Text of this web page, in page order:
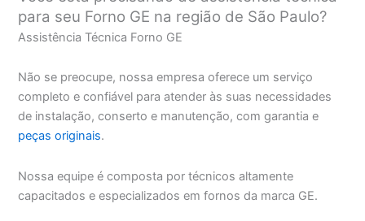
para seu Forno GE na região de São Paulo?
Assistência Técnica Forno GE
Não se preocupe, nossa empresa oferece um serviço
completo e confiável para atender às suas necessidades
de instalação, conserto e manutenção, com garantia e
peças originais.
Nossa equipe é composta por técnicos altamente
capacitados e especializados em fornos da marca GE.